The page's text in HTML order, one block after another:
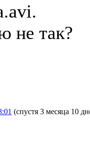
не так?
(спустя 3 месяца 10